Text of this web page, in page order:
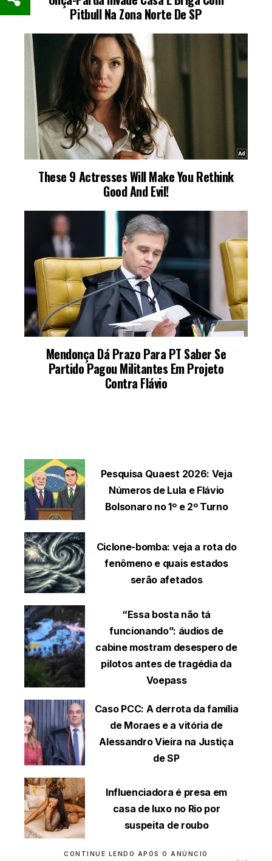
Pesquisa Quaest 2026: Veja
Números de Lula e Flávio
Bolsonaro no 1º e 2º Turno
Ciclone-bomba: veja a rota do
fenômeno e quais estados
serão afetados
“Essa bosta não tá
funcionando”: áudios de
cabine mostram desespero de
pilotos antes de tragédia da
Voepass
Caso PCC: A derrota da família
de Moraes e a vitória de
Alessandro Vieira na Justiça
de SP
Influenciadora é presa em
casa de luxo no Rio por
suspeita de roubo
CONTINUE LENDO APÓS O ANÚNCIO